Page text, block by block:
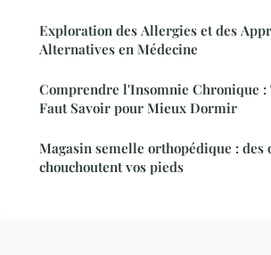
Exploration des Allergies et des
Alternatives en Médecine
Comprendre l'Insomnie Chronique :
Faut Savoir pour Mieux Dormir
Magasin semelle orthopédique : des
chouchoutent vos pieds